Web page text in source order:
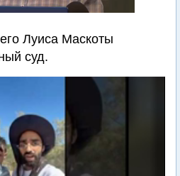
Луиса Маскоты
суд.